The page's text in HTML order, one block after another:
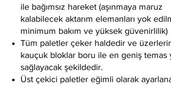
ile bağımsız hareket (aşınmaya maruz
kalabilecek aktarım elemanları yok
minimum bakım ve yüksek güvenirlilik)
Tüm paletler çeker haldedir ve
kauçuk bloklar boru ile en geniş temas
sağlayacak şekildedir.
Üst çekici paletler eğimli olarak